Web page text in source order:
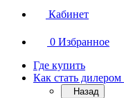
Кабинет
0 Избранное
Где купить
Как стать дилером
Назад